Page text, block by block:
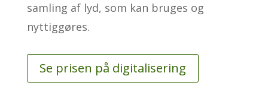
samling af lyd, som kan bruges og
nyttiggøres.
Se prisen på digitalisering